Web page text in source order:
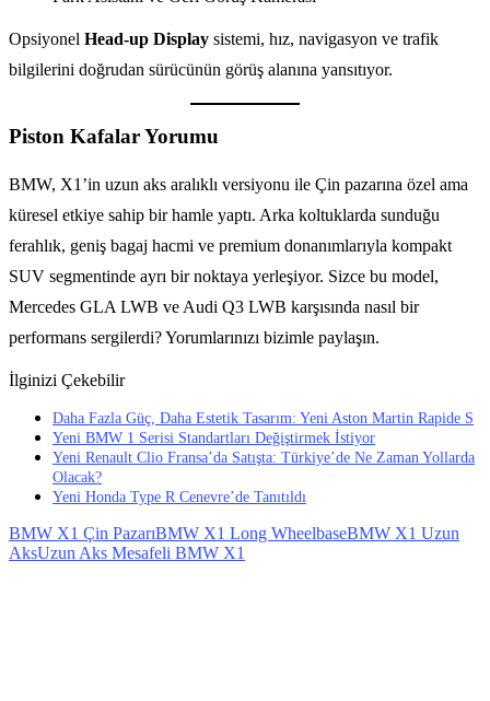
Opsiyonel Head-up Display sistemi, hız, navigasyon ve trafik
bilgilerini doğrudan sürücünün görüş alanına yansıtıyor.
Piston Kafalar Yorumu
BMW, X1’in uzun aks aralıklı versiyonu ile Çin pazarına özel ama
küresel etkiye sahip bir hamle yaptı. Arka koltuklarda sunduğu
ferahlık, geniş bagaj hacmi ve premium donanımlarıyla kompakt
SUV segmentinde ayrı bir noktaya yerleşiyor. Sizce bu model,
Mercedes GLA LWB ve Audi Q3 LWB karşısında nasıl bir
performans sergilerdi? Yorumlarınızı bizimle paylaşın.
İlginizi Çekebilir
Daha Fazla Güç, Daha Estetik Tasarım: Yeni Aston Martin Rapide S
Yeni BMW 1 Serisi Standartları Değiştirmek İstiyor
Yeni Renault Clio Fransa’da Satışta: Türkiye’de Ne Zaman Yollarda
Olacak?
Yeni Honda Type R Cenevre’de Tanıtıldı
BMW X1 Çin PazarıBMW X1 Long WheelbaseBMW X1 Uzun
AksUzun Aks Mesafeli BMW X1